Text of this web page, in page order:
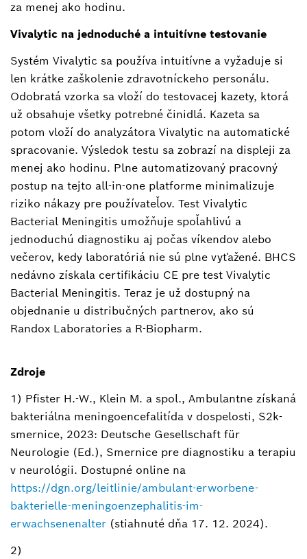
za menej ako hodinu.
Vivalytic na jednoduché a intuitívne testovanie
Systém Vivalytic sa používa intuitívne a vyžaduje si
len krátke zaškolenie zdravotníckeho personálu.
Odobratá vzorka sa vloží do testovacej kazety, ktorá
už obsahuje všetky potrebné činidlá. Kazeta sa
potom vloží do analyzátora Vivalytic na automatické
spracovanie. Výsledok testu sa zobrazí na displeji za
menej ako hodinu. Plne automatizovaný pracovný
postup na tejto all-in-one platforme minimalizuje
riziko nákazy pre používateľov. Test Vivalytic
Bacterial Meningitis umožňuje spoľahlivú a
jednoduchú diagnostiku aj počas víkendov alebo
večerov, kedy laboratóriá nie sú plne vyťažené. BHCS
nedávno získala certifikáciu CE pre test Vivalytic
Bacterial Meningitis. Teraz je už dostupný na
objednanie u distribučných partnerov, ako sú
Randox Laboratories a R-Biopharm.
Zdroje
1) Pfister H.-W., Klein M. a spol., Ambulantne získaná
bakteriálna meningoencefalitída v dospelosti, S2k-
smernice, 2023: Deutsche Gesellschaft für
Neurologie (Ed.), Smernice pre diagnostiku a terapiu
v neurológii. Dostupné online na
https://dgn.org/leitlinie/ambulant-erworbene-
bakterielle-meningoenzephalitis-im-
erwachsenenalter (stiahnuté dňa 17. 12. 2024).
2)